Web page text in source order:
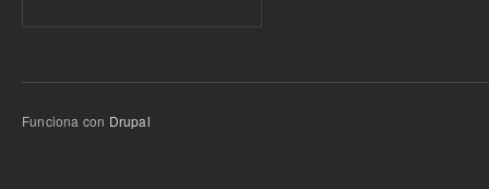
Funciona con Drupal